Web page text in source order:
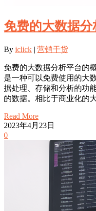
免费的大数据
By iclick | 营销干货
免费的大数据分析平台的
是一种可以免费使用的大
据处理、存储和分析的功
的数据。相比于商业化的
Read More
2023年4月23日
0